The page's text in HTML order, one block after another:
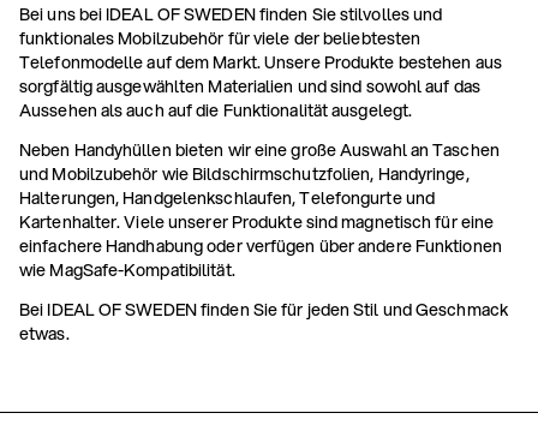
Bei uns bei IDEAL OF SWEDEN finden Sie stilvolles und
funktionales Mobilzubehör für viele der beliebtesten
Telefonmodelle auf dem Markt. Unsere Produkte bestehen aus
sorgfältig ausgewählten Materialien und sind sowohl auf das
Aussehen als auch auf die Funktionalität ausgelegt.
Neben Handyhüllen bieten wir eine große Auswahl an Taschen
und Mobilzubehör wie Bildschirmschutzfolien, Handyringe,
Halterungen, Handgelenkschlaufen, Telefongurte und
Kartenhalter. Viele unserer Produkte sind magnetisch für eine
einfachere Handhabung oder verfügen über andere Funktionen
wie MagSafe-Kompatibilität.
Bei IDEAL OF SWEDEN finden Sie für jeden Stil und Geschmack
etwas.